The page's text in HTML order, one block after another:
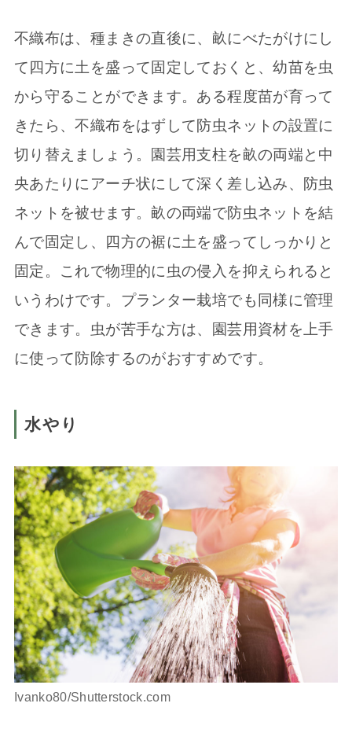
不織布は、種まきの直後に、畝にべたがけにし
て四方に土を盛って固定しておくと、幼苗を虫
から守ることができます。ある程度苗が育って
きたら、不織布をはずして防虫ネットの設置に
切り替えましょう。園芸用支柱を畝の両端と中
央あたりにアーチ状にして深く差し込み、防虫
ネットを被せます。畝の両端で防虫ネットを結
んで固定し、四方の裾に土を盛ってしっかりと
固定。これで物理的に虫の侵入を抑えられると
いうわけです。プランター栽培でも同様に管理
できます。虫が苦手な方は、園芸用資材を上手
に使って防除するのがおすすめです。
水やり
Ivanko80/Shutterstock.com